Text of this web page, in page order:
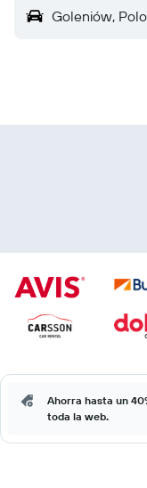
Goleniów,
Ahorra hasta un
toda la web.